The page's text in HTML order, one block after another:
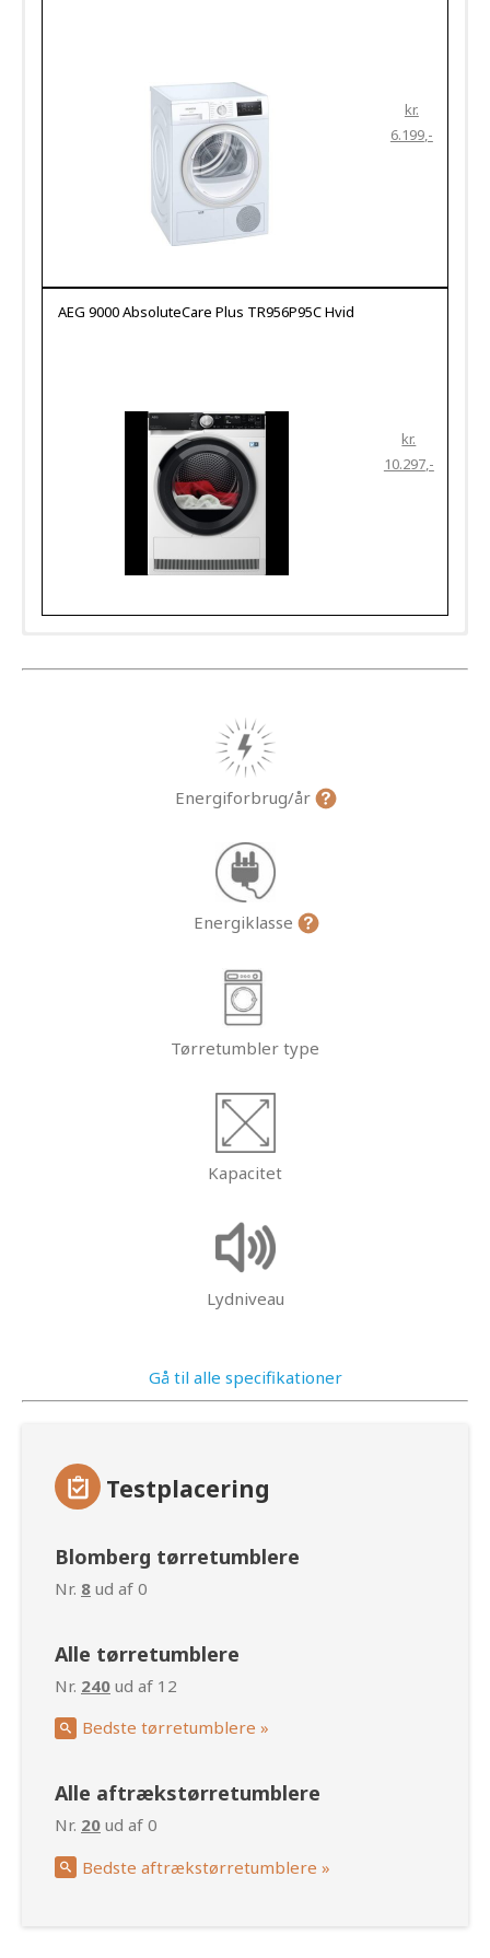
kr.
6.199
AEG 9000 AbsoluteCare Plus TR956P95C Hvid
kr.
10.297
Energiforbrug/år
Energiklasse
Tørretumbler type
Kapacitet
Lydniveau
Gå til alle specifikationer
Testplacering
Blomberg tørretumblere
Nr. 8 ud af 0
Alle tørretumblere
Nr. 240 ud af 12
Bedste tørretumblere »
Alle aftrækstørretumblere
Nr. 20 ud af 0
Bedste aftrækstørretumblere »